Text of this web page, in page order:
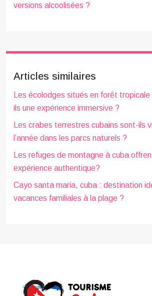
versions alcoolisées ?
Articles similaires
Les écolodges situés en forêt
ils une expérience immersive ?
Les crabes terrestres cubains sont-ils
l’année dans les parcs naturels ?
Les refuges de montagne à cuba
expérience authentique?
Cayo santa maria, cuba : destination
vacances familiales à la plage ?